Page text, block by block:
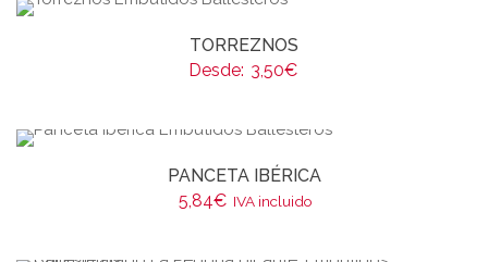
TORREZNOS
Desde: 3,50€
PANCETA IBÉRICA
5,84€ IVA incluido